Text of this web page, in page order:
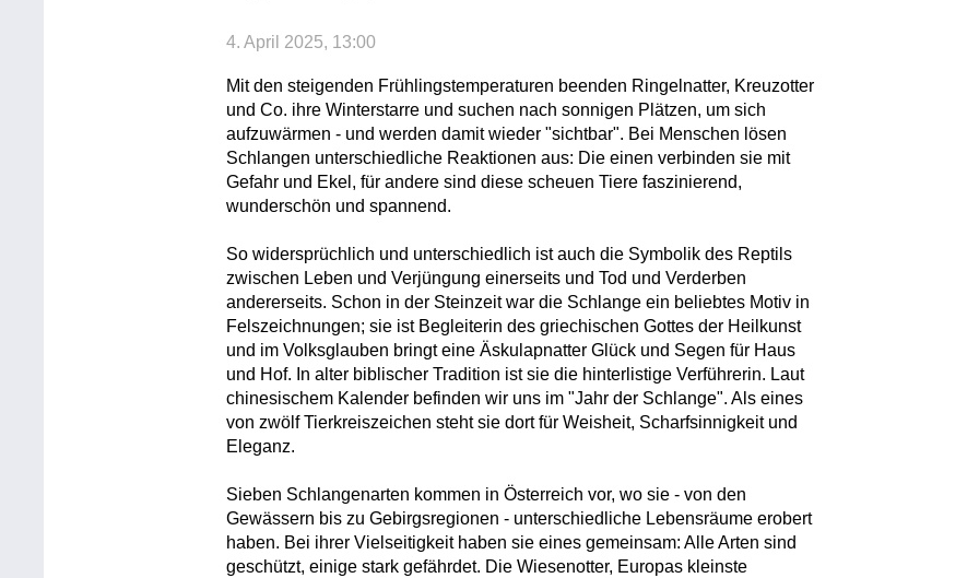
4. April 2025, 13:00
Mit den steigenden Frühlingstemperaturen beenden Ringelnatter, Kreuzotter
und Co. ihre Winterstarre und suchen nach sonnigen Plätzen, um sich
aufzuwärmen - und werden damit wieder "sichtbar". Bei Menschen lösen
Schlangen unterschiedliche Reaktionen aus: Die einen verbinden sie mit
Gefahr und Ekel, für andere sind diese scheuen Tiere faszinierend,
wunderschön und spannend.
So widersprüchlich und unterschiedlich ist auch die Symbolik des Reptils
zwischen Leben und Verjüngung einerseits und Tod und Verderben
andererseits. Schon in der Steinzeit war die Schlange ein beliebtes Motiv in
Felszeichnungen; sie ist Begleiterin des griechischen Gottes der Heilkunst
und im Volksglauben bringt eine Äskulapnatter Glück und Segen für Haus
und Hof. In alter biblischer Tradition ist sie die hinterlistige Verführerin. Laut
chinesischem Kalender befinden wir uns im "Jahr der Schlange". Als eines
von zwölf Tierkreiszeichen steht sie dort für Weisheit, Scharfsinnigkeit und
Eleganz.
Sieben Schlangenarten kommen in Österreich vor, wo sie - von den
Gewässern bis zu Gebirgsregionen - unterschiedliche Lebensräume erobert
haben. Bei ihrer Vielseitigkeit haben sie eines gemeinsam: Alle Arten sind
geschützt, einige stark gefährdet. Die Wiesenotter, Europas kleinste